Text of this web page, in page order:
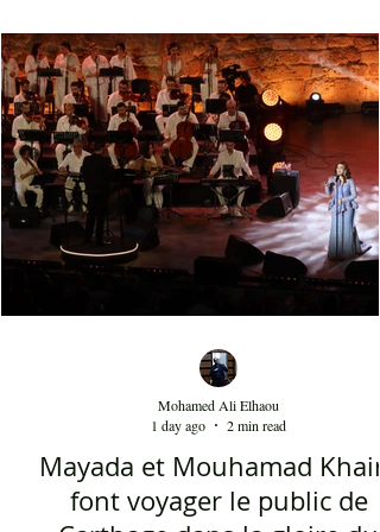
font la gloire mondiale actuelle de cette bande.
musique de Dedublüman reflète bel et bien
l'identité turque, trouvant harmonieusement sa
place entre les civilisations orientale et
occidentale. Le son de la clarinette est à
d'un cri d'un loup sur les montagnes.
Dédublüm
Mohamed Ali Elhaou
1 day ago
2 min read